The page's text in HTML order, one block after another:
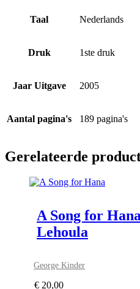
Taal Nederlands
Druk 1ste druk
Jaar Uitgave 2005
Aantal pagina's 189 pagina's
Gerelateerde
A Song for
Lehoula
George Kinder
€ 20,00